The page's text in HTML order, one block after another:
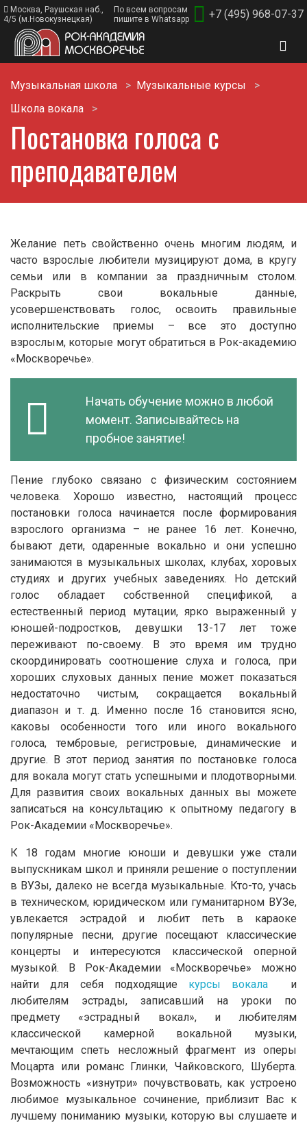
Москва, Раушская наб.,
4/5 (м.Новокузнецкая)
По всем вопросам
пишите в Whatsapp
+7 (495) 968-07-37
Музыкальная школа
Музыкальные курсы
Школа вокала
Постановка голоса с
преподавателем
Желание петь свойственно очень многим людям, и
часто взрослые любители музицируют дома, в кругу
семьи или в компании за праздничным столом.
Раскрыть свои вокальные данные,
усовершенствовать голос, освоить правильные
исполнительские приемы – все это доступно
взрослым, которые могут обратиться в Рок-академию
«Москворечье».
Начать обучение можно в любой
момент. Записывайтесь на
пробное занятие!
Пение глубоко связано с физическим состоянием
человека. Хорошо известно, настоящий процесс
постановки голоса начинается после формирования
взрослого организма – не ранее 16 лет. Конечно,
бывают дети, одаренные вокально и они успешно
занимаются в музыкальных школах, клубах, хоровых
студиях и других учебных заведениях. Но детский
голос обладает собственной спецификой, а
естественный период мутации, ярко выраженный у
юношей-подростков, девушки 13-17 лет тоже
переживают по-своему. В это время им трудно
скоординировать соотношение слуха и голоса, при
хороших слуховых данных пение может показаться
недостаточно чистым, сокращается вокальный
диапазон и т. д. Именно после 16 становится ясно,
каковы особенности того или иного вокального
голоса, тембровые, регистровые, динамические и
другие. В этот период занятия по постановке голоса
для вокала могут стать успешными и плодотворными.
Для развития своих вокальных данных вы можете
записаться на консультацию к опытному педагогу в
Рок-Академии «Москворечье».
К 18 годам многие юноши и девушки уже стали
выпускникам школ и приняли решение о поступлении
в ВУЗы, далеко не всегда музыкальные. Кто-то, учась
в техническом, юридическом или гуманитарном ВУЗе,
увлекается эстрадой и любит петь в караоке
популярные песни, другие посещают классические
концерты и интересуются классической оперной
музыкой. В Рок-Академии «Москворечье» можно
найти для себя подходящие курсы вокала
и
любителям эстрады, записавший на уроки по
предмету «эстрадный вокал», и любителям
классической камерной вокальной музыки,
мечтающим спеть несложный фрагмент из оперы
Моцарта или романс Глинки, Чайковского, Шуберта.
Возможность «изнутри» почувствовать, как устроено
любимое музыкальное сочинение, приблизит Вас к
лучшему пониманию музыки, которую вы слушаете и